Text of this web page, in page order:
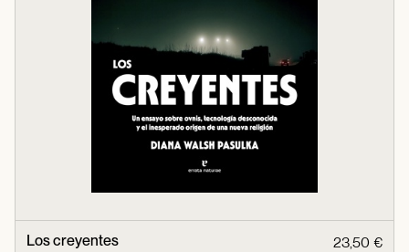
Los creyentes 23,50 €